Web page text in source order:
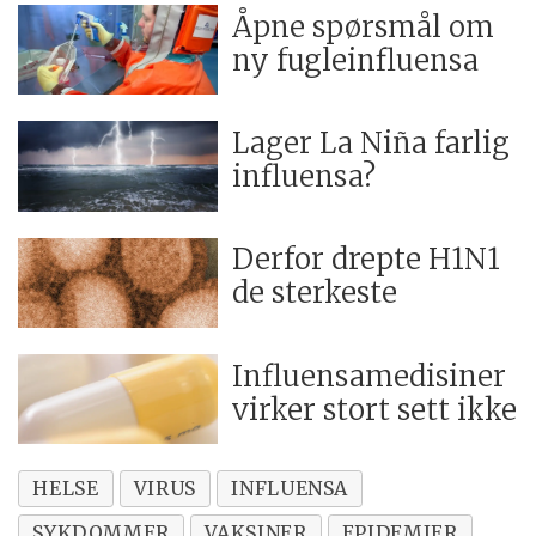
Åpne spørsmål om
ny fugleinfluensa
Lager La Niña farlig
influensa?
Derfor drepte H1N1
de sterkeste
Influensamedisiner
virker stort sett ikke
HELSE VIRUS
INFLUENSA